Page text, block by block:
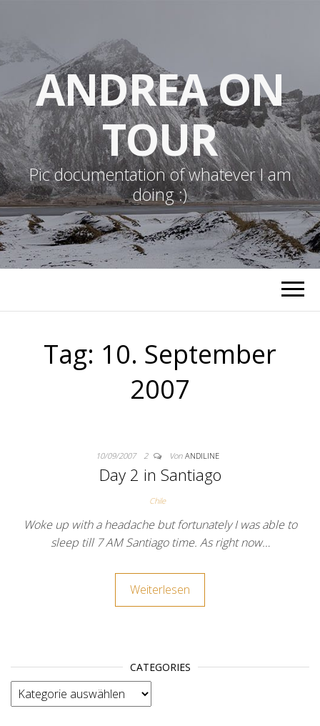
ANDREA ON
TOUR
Pic documentation of whatever I am
doing :)
Tag: 10. September
2007
10/09/2007 2 Von ANDILINE
Day 2 in Santiago
Chile
Woke up with a headache but fortunately I was able to
sleep till 7 AM Santiago time. As right now…
Weiterlesen
CATEGORIES
categories